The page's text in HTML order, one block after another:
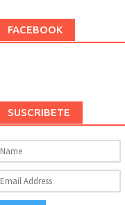
FACEBOOK
SUSCRIBETE